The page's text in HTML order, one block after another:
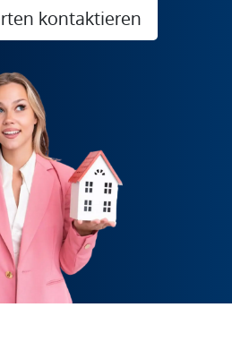
kontaktieren